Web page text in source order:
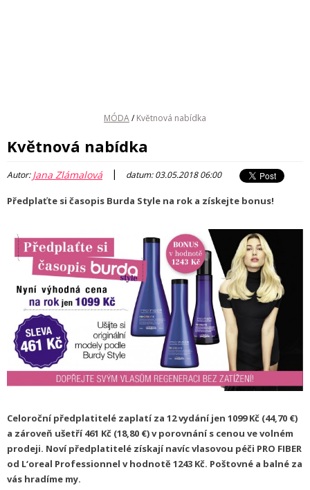
MÓDA/ Květnová nabídka
Květnová nabídka
Autor:Jana Zlámalová | datum: 03.05.2018 06:00
Předplaťte si časopis Burda Style na rok a získejte bonus!
Celoroční předplatitelé zaplatí za 12 vydání jen 1099 Kč (44,70 €)
a zároveň ušetří 461 Kč (18,80 €) v porovnání s cenou ve volném
prodeji. Noví předplatitelé získají navíc vlasovou péči PRO FIBER
od L‘oreal Professionnel v hodnotě 1243 Kč. Poštovné a balné za
vás hradíme my.